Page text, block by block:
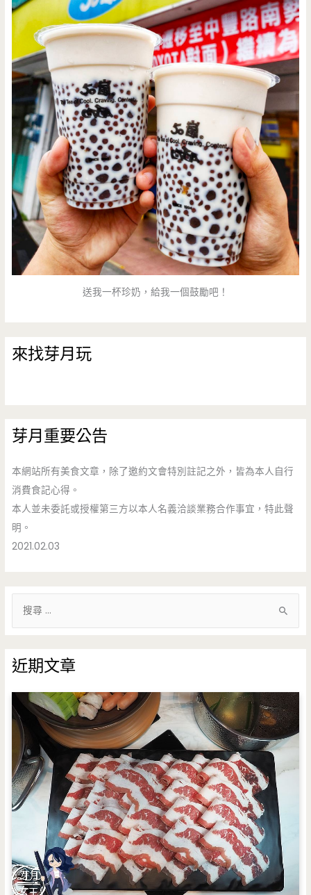
送我一杯珍奶，給我一個鼓勵吧！
來找芽月玩
芽月重要公告
本網站所有美食文章，除了邀約文會特別註記之外，皆為本人自行
消費食記心得。
本人並未委託或授權第三方以本人名義洽談業務合作事宜，特此聲
明。
2021.02.03
鍵
字
:
近期文章